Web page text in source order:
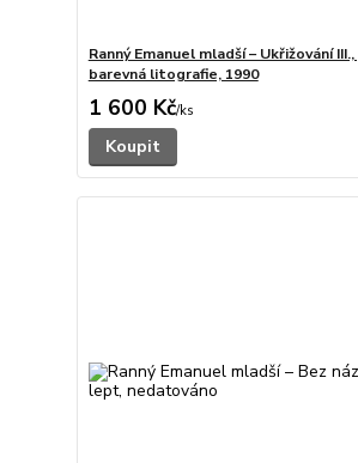
Ranný Emanuel mladší – Ukřižování
barevná litografie, 1990
1 600 Kč/ks
Koupit